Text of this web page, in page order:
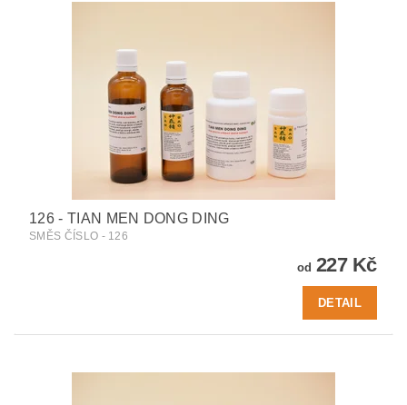
126 - TIAN MEN DONG DING
SMĚS ČÍSLO - 126
od 227 Kč
DETAIL